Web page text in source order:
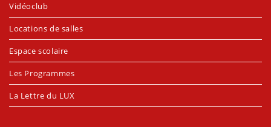
Vidéoclub
Locations de salles
Espace scolaire
Les Programmes
La Lettre du LUX